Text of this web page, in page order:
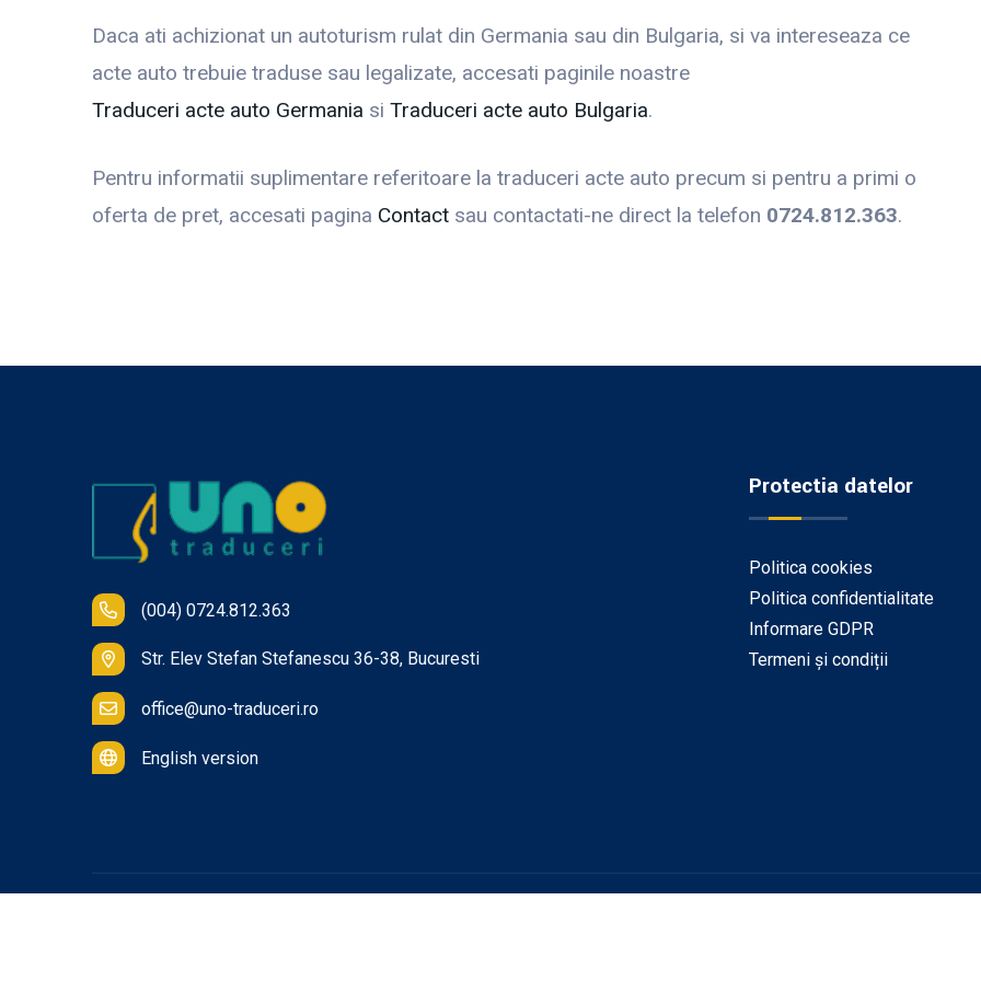
Daca ati achizionat un autoturism rulat din Germania sau din Bulgaria, si va intereseaza ce
acte auto trebuie traduse sau legalizate, accesati paginile noastre
Traduceri acte auto Germania si Traduceri acte auto Bulgaria.
Pentru informatii suplimentare referitoare la traduceri acte auto precum si pentru a primi o
oferta de pret, accesati pagina Contact sau contactati-ne direct la telefon 0724.812.363.
(004) 0724.812.363
Str. Elev Stefan Stefanescu 36-38, Bucuresti
office@uno-traduceri.ro
English version
Protectia datelor
Politica cookies
Politica confidentialitate
Informare GDPR
Termeni și condiții